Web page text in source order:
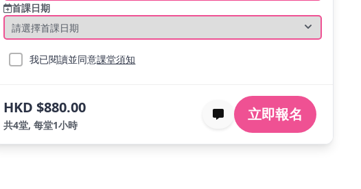
首課日期
我已閱讀並同意課堂須知
HKD $880.00
共4堂, 每堂1小時
立即報名